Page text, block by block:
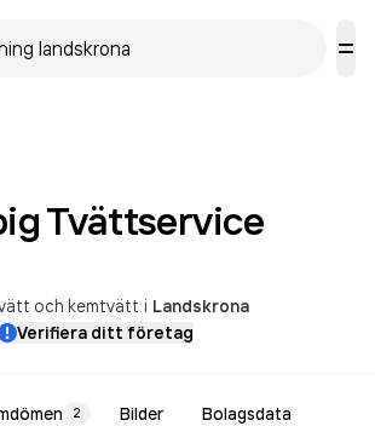
Tvättservice
och kemtvätt i Landskrona
Verifiera ditt företag
2 Bilder Bolagsdata